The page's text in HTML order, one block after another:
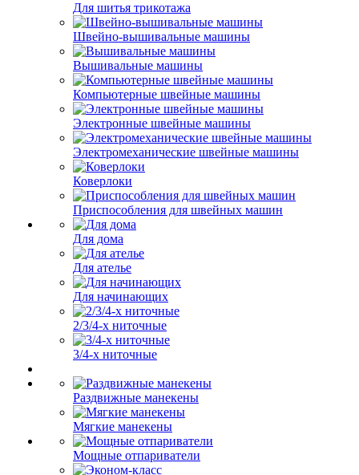
Для шитья трикотажа
Швейно-вышивальные машины
Вышивальные машины
Компьютерные швейные машины
Электронные швейные машины
Электромеханические швейные машины
Коверлоки
Приспособления для швейных машин
Для дома
Для ателье
Для начинающих
2/3/4-х ниточные
3/4-х ниточные
Раздвижные манекены
Мягкие манекены
Мощные отпариватели